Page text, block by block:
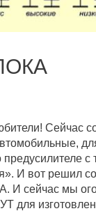
Сейчас
И вот решил
И сейчас мы
для